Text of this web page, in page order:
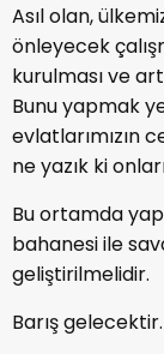
Asıl olan,
önleyecek
kurulması ve
Bunu yapmak
evlatlarımızın
ne yazık ki
Bu ortamda
bahanesi ile
geliştirilmelidir.
Barış gelecektir.